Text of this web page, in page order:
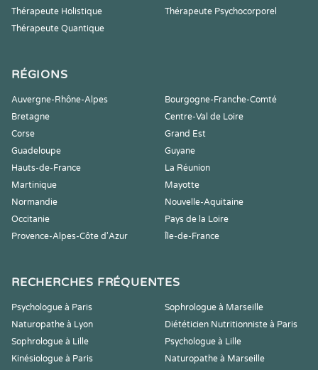
Thérapeute Holistique
Thérapeute Psychocorporel
Thérapeute Quantique
RÉGIONS
Auvergne-Rhône-Alpes
Bourgogne-Franche-Comté
Bretagne
Centre-Val de Loire
Corse
Grand Est
Guadeloupe
Guyane
Hauts-de-France
La Réunion
Martinique
Mayotte
Normandie
Nouvelle-Aquitaine
Occitanie
Pays de la Loire
Provence-Alpes-Côte d'Azur
Île-de-France
RECHERCHES FRÉQUENTES
Psychologue à Paris
Sophrologue à Marseille
Naturopathe à Lyon
Diététicien Nutritionniste à Paris
Sophrologue à Lille
Psychologue à Lille
Kinésiologue à Paris
Naturopathe à Marseille